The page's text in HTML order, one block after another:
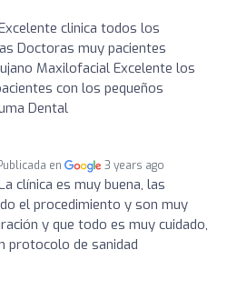
clinica todos los
Doctoras muy pacientes
Maxilofacial Excelente los
con los pequeños
Dental
en 3 years ago
clínica es muy buena, las
el procedimiento y son muy
y que todo es muy cuidado,
protocolo de sanidad